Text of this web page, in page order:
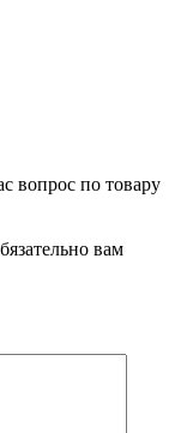
вопрос по товару
вам